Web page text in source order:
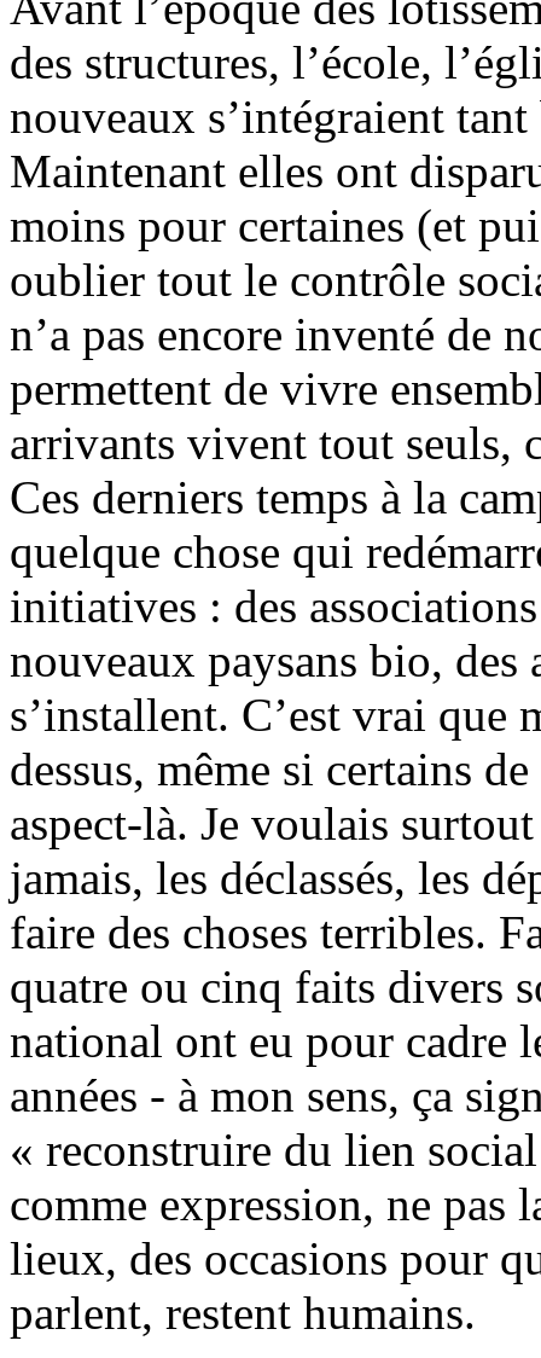
des structures, l’école,
nouveaux s’intégraient
Maintenant elles ont
moins pour certaines (et
oublier tout le contrôle
n’a pas encore inventé de
permettent de vivre
arrivants vivent tout seuls,
Ces derniers temps à la
quelque chose qui
initiatives : des
nouveaux paysans bio,
s’installent. C’est vrai que
dessus, même si certains
aspect-là. Je voulais
jamais, les déclassés, les
faire des choses terribles.
quatre ou cinq faits divers
national ont eu pour cadre
années - à mon sens, ça
« reconstruire du lien
comme expression, ne pas
lieux, des occasions pour
parlent, restent humains.